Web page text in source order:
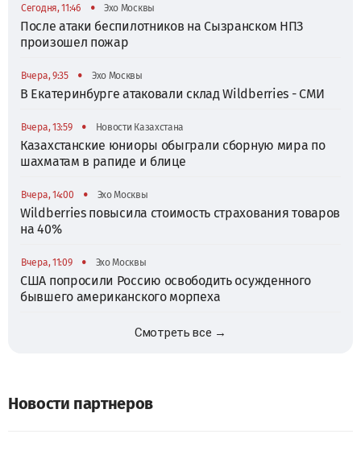
Сегодня, 11:46 • Эхо Москвы
После атаки беспилотников на Сызранском НПЗ
произошел пожар
Вчера, 9:35 • Эхо Москвы
В Екатеринбурге атаковали склад Wildberries - СМИ
Вчера, 13:59 • Новости Казахстана
Казахстанские юниоры обыграли сборную мира по
шахматам в рапиде и блице
Вчера, 14:00 • Эхо Москвы
Wildberries повысила стоимость страхования товаров
на 40%
Вчера, 11:09 • Эхо Москвы
США попросили Россию освободить осужденного
бывшего американского морпеха
Смотреть все →
Новости партнеров